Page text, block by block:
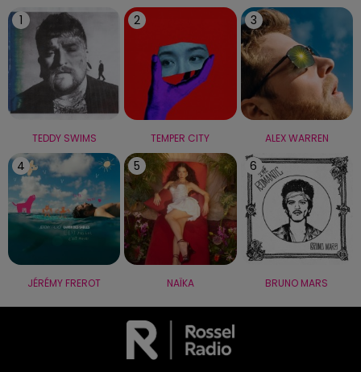
1
TEDDY SWIMS
2
TEMPER CITY
3
ALEX WARREN
4
JÉRÉMY FREROT
5
NAÏKA
6
BRUNO MARS